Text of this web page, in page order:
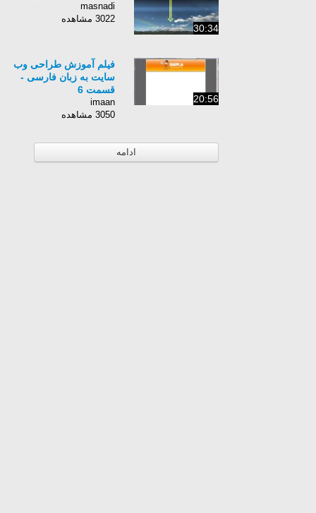
30:34
masnadi
3022 مشاهده
20:56
فیلم آموزش طراحی وب
سایت به زبان فارسی -
قسمت 6
imaan
3050 مشاهده
ادامه